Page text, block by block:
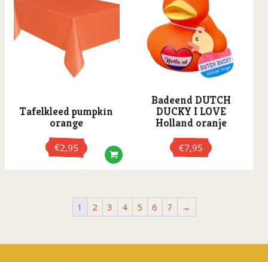
gekozen
worden
productpagina
Tafelkleed pumpkin
orange
€2,95
Badeend DUTCH
DUCKY I LOVE
Holland oranje
€7,95
1 2 3 4 5 6 7 →